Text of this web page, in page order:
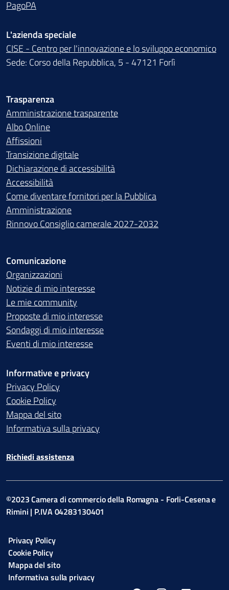
PagoPA
L'azienda speciale
CISE - Centro per l'innovazione e lo sviluppo economico
Sede: Corso della Repubblica, 5 - 47121 Forlì
Trasparenza
Amministrazione trasparente
Albo Online
Affissioni
Transizione digitale
Dichiarazione di accessibilità
Accessibilità
Come diventare fornitori per la Pubblica
Amministrazione
Rinnovo Consiglio camerale 2027-2032
Comunicazione
Organizzazioni
Notizie di mio interesse
Le mie community
Proposte di mio interesse
Sondaggi di mio interesse
Eventi di mio interesse
Informative e privacy
Privacy Policy
Cookie Policy
Mappa del sito
Informativa sulla privacy
Richiedi assistenza
©2023 Camera di commercio della Romagna - Forli-Cesena e
Rimini | P.IVA 04283130401
Privacy Policy
Cookie Policy
Mappa del sito
Informativa sulla privacy